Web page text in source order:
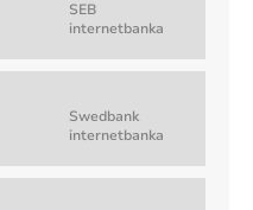
SEB
internetbanka
Swedbank
internetbanka